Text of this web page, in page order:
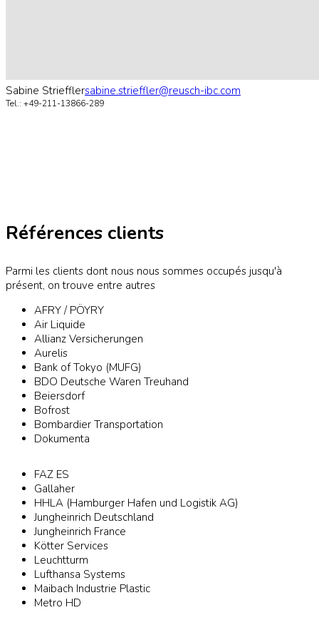
Sabine Striefflersabine.strieffler@reusch-ibc.com
Tel.: +49-211-13866-289
Références clients
Parmi les clients dont nous nous sommes occupés jusqu'à
présent, on trouve entre autres
AFRY / PÖYRY
Air Liquide
Allianz Versicherungen
Aurelis
Bank of Tokyo (MUFG)
BDO Deutsche Waren Treuhand
Beiersdorf
Bofrost
Bombardier Transportation
Dokumenta
FAZ ES
Gallaher
HHLA (Hamburger Hafen und Logistik AG)
Jungheinrich Deutschland
Jungheinrich France
Kötter Services
Leuchtturm
Lufthansa Systems
Maibach Industrie Plastic
Metro HD